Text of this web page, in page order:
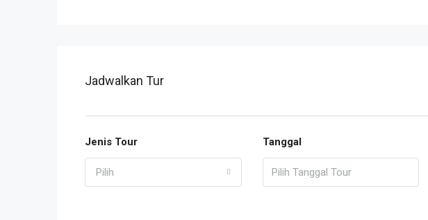
Jadwalkan Tur
Jenis Tour
Pilih
Tanggal